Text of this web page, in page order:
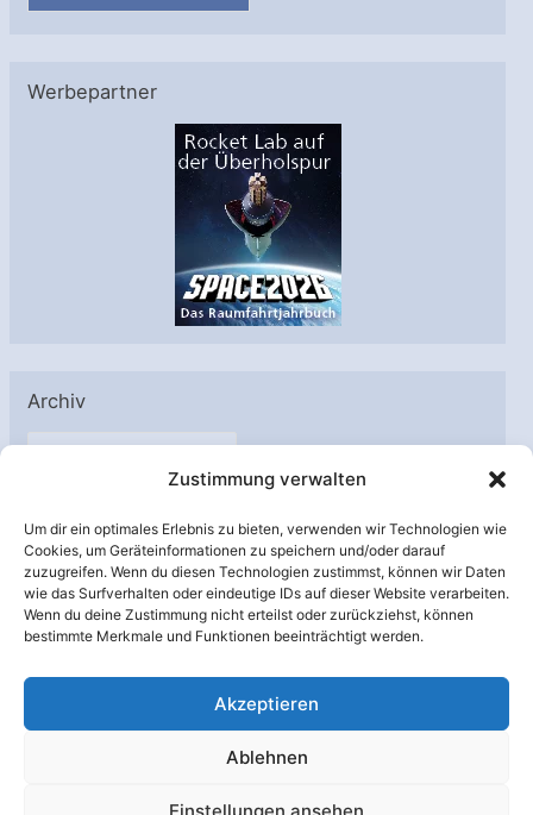
Zustimmung verwalten
Um dir ein optimales Erlebnis zu bieten, verwenden wir Technologien wie
Cookies, um Geräteinformationen zu speichern und/oder darauf
zuzugreifen. Wenn du diesen Technologien zustimmst, können wir Daten
wie das Surfverhalten oder eindeutige IDs auf dieser Website verarbeiten.
Wenn du deine Zustimmung nicht erteilst oder zurückziehst, können
bestimmte Merkmale und Funktionen beeinträchtigt werden.
Akzeptieren
Ablehnen
Einstellungen ansehen
Werbepartner
Archiv
A
h
i
v
Unterstützt von: